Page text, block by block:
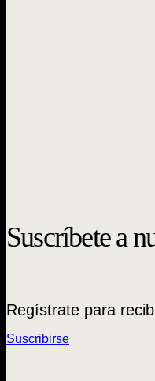
Suscríbete a
Regístrate para
Suscribirse